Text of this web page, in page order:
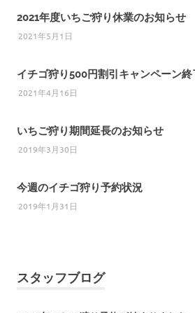
2021年度いちご狩り休業のお知らせ
2021年5月1日
イチゴ狩り500円割引キャンペーン
2021年4月16日
いちご狩り期間延長のお知らせ
2019年3月30日
今週のイチゴ狩り予約状況
2019年1月31日
スタッフブログ